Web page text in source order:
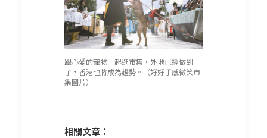
跟心愛的寵物一起逛市集，外地已經做到
了，香港也將成為趨勢。（好好手感微笑市
集圖片）
相關文章：